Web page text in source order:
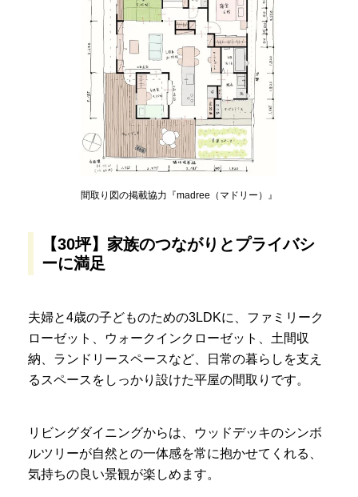
間取り図の掲載協力『madree（マドリー）』
【30坪】家族のつながりとプライバシ
ーに満足
夫婦と4歳の子どものための3LDKに、ファミリーク
ローゼット、ウォークインクローゼット、土間収
納、ランドリースペースなど、日常の暮らしを支え
るスペースをしっかり設けた平屋の間取りです。
リビングダイニングからは、ウッドデッキのシンボ
ルツリーが自然との一体感を常に抱かせてくれる、
気持ちの良い景観が楽しめます。